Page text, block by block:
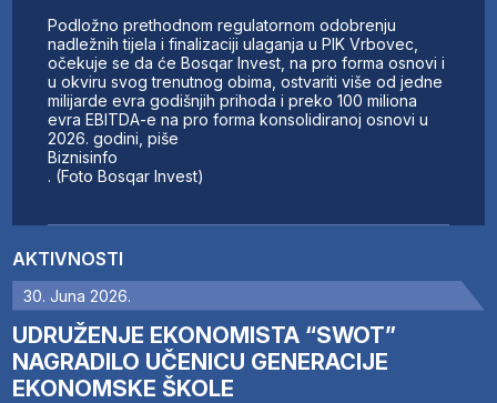
AKTIVNOSTI
30. Juna 2026.
UDRUŽENJE EKONOMISTA “SWOT”
NAGRADILO UČENICU GENERACIJE
EKONOMSKE ŠKOLE
Podložno prethodnom regulatornom odobrenju
nadležnih tijela i finalizaciji ulaganja u PIK Vrbovec,
očekuje se da će Bosqar Invest, na pro forma osnovi i
u okviru svog trenutnog obima, ostvariti više od jedne
milijarde evra godišnjih prihoda i preko 100 miliona
evra EBITDA-e na pro forma konsolidiranoj osnovi u
2026. godini, piše
Biznisinfo
. (Foto Bosqar Invest)